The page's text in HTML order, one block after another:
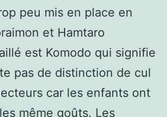
peu mis en place en
et Hamtaro
est Komodo qui signifie
pas de distinction de cul
car les enfants ont
même goûts. Les